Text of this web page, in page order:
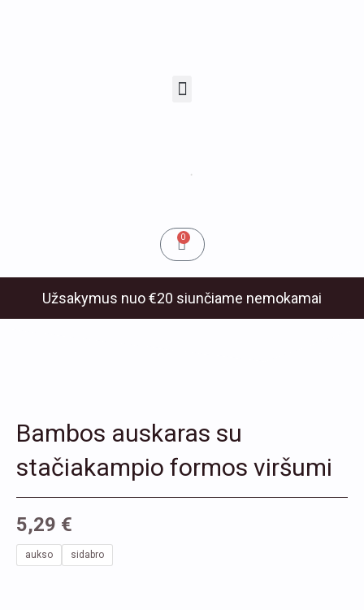
0Cart
Užsakymus nuo €20 siunčiame nemokamai
Bambos auskaras su
stačiakampio formos viršumi
5,29 €
aukso sidabro
produkto